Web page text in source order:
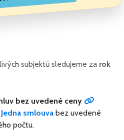
subjektů sledujeme za rok
bez uvedené ceny
Jedna smlouva bez uvedené
počtu.